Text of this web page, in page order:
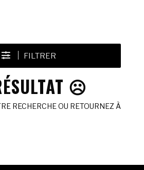
FILTRER
☹️
RECHERCHE OU RETOURNEZ À